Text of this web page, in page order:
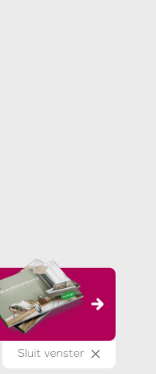
Sluit venster